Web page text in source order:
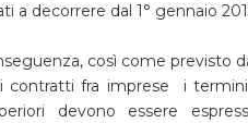
a decorrere dal 1° gennaio
così come previsto
contratti fra imprese i
devono essere